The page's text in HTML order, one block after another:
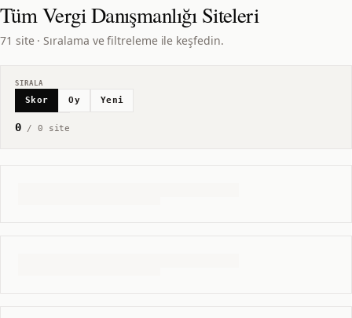
TümVergi DanışmanlığıSiteleri
71 site · Sıralama ve filtreleme ile keşfedin.
SIRALA
Skor Oy Yeni
0/ 0 site